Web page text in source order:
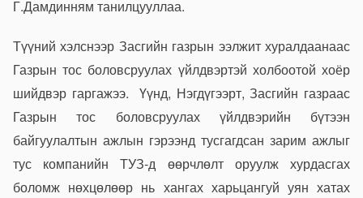
Г.Дамдинням танилцууллаа.
Түүний хэлснээр Засгийн газрын ээлжит хуралдаанаас
Газрын тос боловсруулах үйлдвэртэй холбоотой хоёр
шийдвэр гаргажээ. Үүнд, Нэгдүгээрт, Засгийн газраас
Газрын тос боловсруулах үйлдвэрийн бүтээн
байгуулалтын ажлын гэрээнд тусгагдсан зарим ажлыг
тус компанийн ТУЗ-д өөрчлөлт оруулж хурдасгах
боломж нөхцөлөөр нь хангах харьцангуй уян хатах